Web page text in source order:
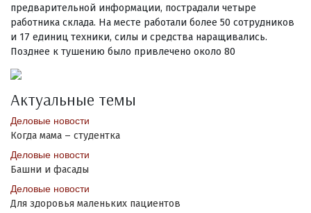
предварительной информации, пострадали четыре
работника склада. На месте работали более 50 сотрудников
и 17 единиц техники, силы и средства наращивались.
Позднее к тушению было привлечено около 80
Актуальные темы
Деловые новости
Когда мама – студентка
Деловые новости
Башни и фасады
Деловые новости
Для здоровья маленьких пациентов